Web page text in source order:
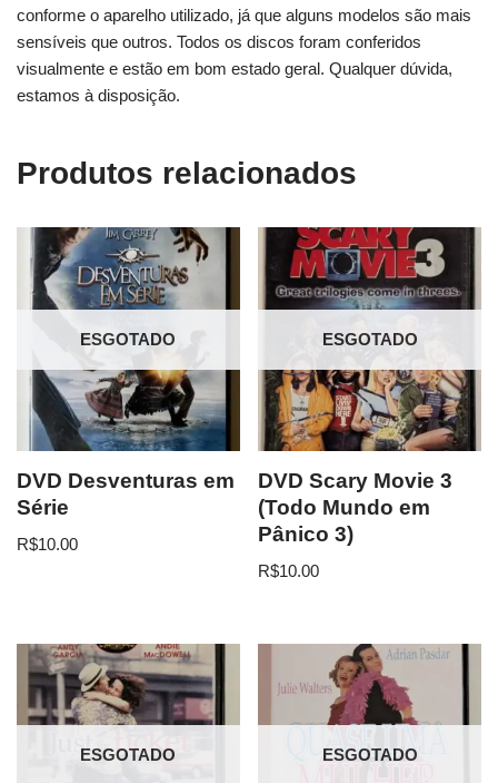
conforme o aparelho utilizado, já que alguns modelos são mais
sensíveis que outros. Todos os discos foram conferidos
visualmente e estão em bom estado geral. Qualquer dúvida,
estamos à disposição.
Produtos relacionados
ESGOTADO
DVD Desventuras em
Série
R$10.00
ESGOTADO
DVD Scary Movie 3
(Todo Mundo em
Pânico 3)
R$10.00
ESGOTADO ESGOTADO